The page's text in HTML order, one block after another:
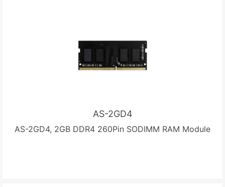
AS-2GD4
AS-2GD4, 2GB DDR4 260Pin SODIMM RAM Module